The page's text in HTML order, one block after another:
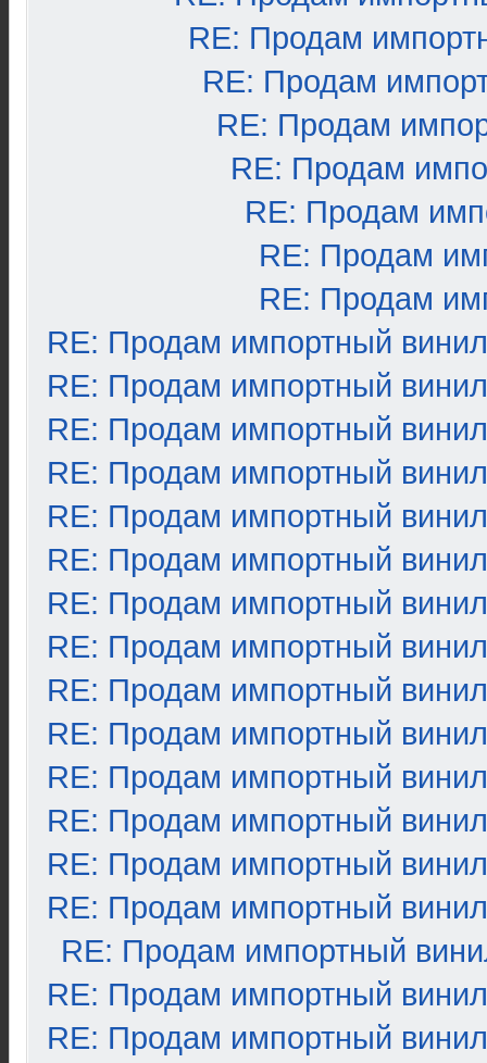
RE: Продам
RE: Продам
RE: Продам
RE: Продам
RE: Продам
RE: Продам
RE: Продам
RE: Продам импортный винил
RE: Продам импортный винил
RE: Продам импортный винил
RE: Продам импортный винил
RE: Продам импортный винил
RE: Продам импортный винил
RE: Продам импортный винил
RE: Продам импортный винил
RE: Продам импортный винил
RE: Продам импортный винил
RE: Продам импортный винил
RE: Продам импортный винил
RE: Продам импортный винил
RE: Продам импортный винил
RE: Продам импортный
RE: Продам импортный винил
RE: Продам импортный винил